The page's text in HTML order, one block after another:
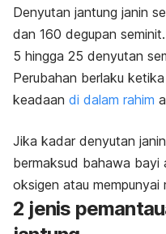
Denyutan jantung janin
dan 160 degupan
5 hingga 25 denyutan
Perubahan berlaku
keadaan di dalam rahim
Jika kadar denyutan
bermaksud bahawa
oksigen atau mempunyai
2 jenis